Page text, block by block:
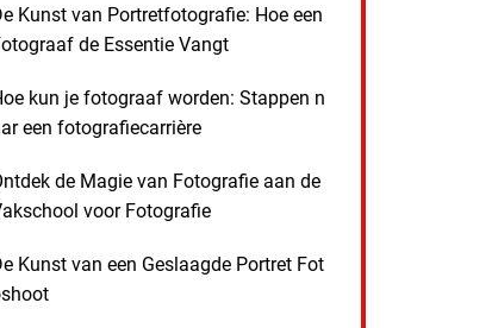
Kunst van Portretfotografie: Hoe een
de Essentie Vangt
kun je fotograaf worden: Stappen n
een fotografiecarrière
de Magie van Fotografie aan de
voor Fotografie
Kunst van een Geslaagde Portret Fot